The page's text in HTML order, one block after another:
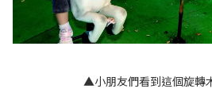
▲小朋友們看到這個旋轉